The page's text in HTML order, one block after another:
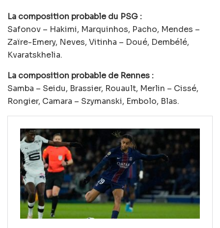
La composition probable du PSG :
Safonov – Hakimi, Marquinhos, Pacho, Mendes –
Zaïre-Emery, Neves, Vitinha – Doué, Dembélé,
Kvaratskhelia.
La composition probable de Rennes :
Samba – Seidu, Brassier, Rouault, Merlin – Cissé,
Rongier, Camara – Szymanski, Embolo, Blas.